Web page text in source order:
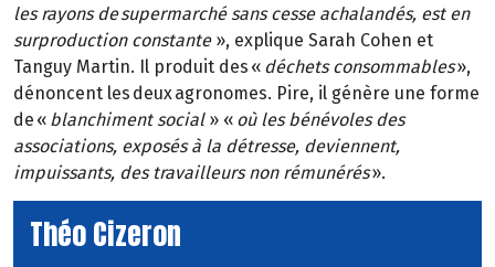
les rayons de supermarché sans cesse achalandés, est en
surproduction constante», explique Sarah Cohen et
Tanguy Martin. Il produit des « déchets consommables»,
dénoncent les deux agronomes. Pire, il génère une forme
de « blanchiment social» « où les bénévoles des
associations, exposés à la détresse, deviennent,
impuissants, des travailleurs non rémunérés».
Théo Cizeron